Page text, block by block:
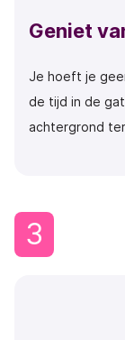
Geniet
Je hoeft je
de tijd in de
achtergrond
3